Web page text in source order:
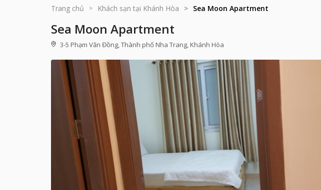
Trang chủ Khách sạn tại Khánh Hòa Sea Moon Apartment
Sea Moon Apartment
3-5 Phạm Văn Đồng, Thành phố Nha Trang, Khánh Hòa